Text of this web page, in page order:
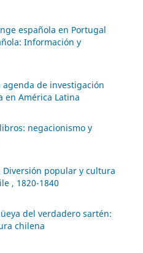
española en Portugal
Información y
de investigación
en América Latina
negacionismo y
popular y cultura
, 1820-1840
del verdadero sartén:
chilena